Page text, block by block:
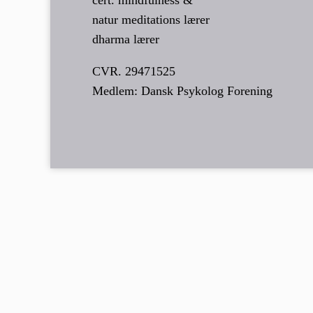
natur meditations lærer
dharma lærer
CVR. 29471525
Medlem: Dansk Psykolog Forening